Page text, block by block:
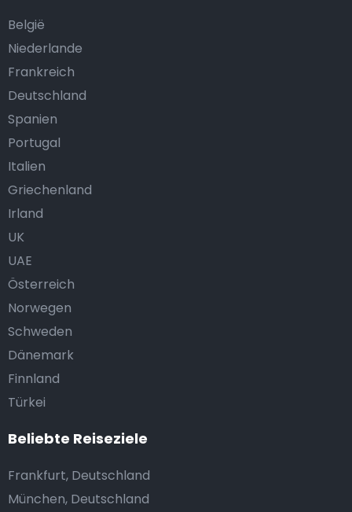
België
Niederlande
Frankreich
Deutschland
Spanien
Portugal
Italien
Griechenland
Irland
UK
UAE
Österreich
Norwegen
Schweden
Dänemark
Finnland
Türkei
Beliebte Reiseziele
Frankfurt, Deutschland
München, Deutschland